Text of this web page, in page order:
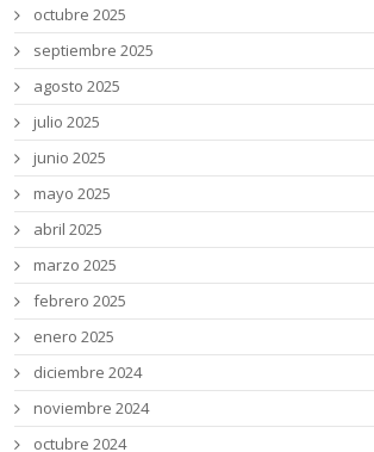
octubre 2025
septiembre 2025
agosto 2025
julio 2025
junio 2025
mayo 2025
abril 2025
marzo 2025
febrero 2025
enero 2025
diciembre 2024
noviembre 2024
octubre 2024